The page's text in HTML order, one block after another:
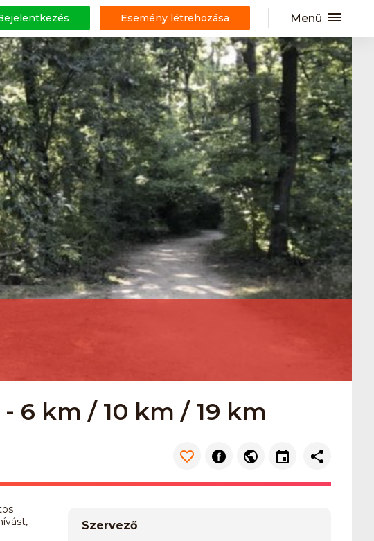
Esemény létrehozása Menü
6 km / 10 km / 19 km
Szervező